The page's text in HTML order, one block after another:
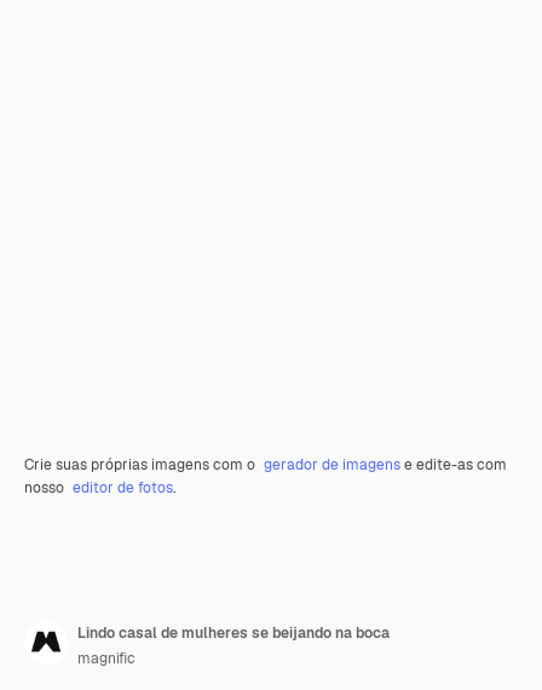
Crie suas próprias imagens com o gerador de imagense edite-as com
nosso editor de fotos.
Lindo casal de mulheres se beijando na boca
magnific